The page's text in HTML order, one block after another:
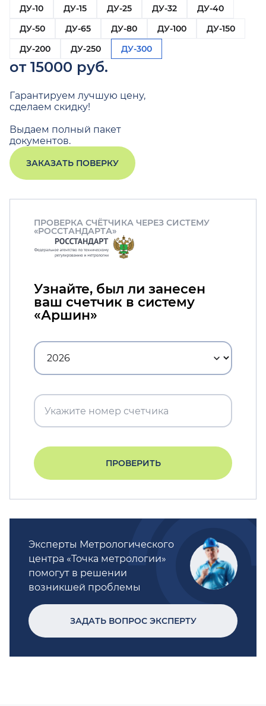
ДУ-10
ДУ-15 ДУ-25 ДУ-32
ДУ-40
ДУ-50
ДУ-65 ДУ-80 ДУ-100
ДУ-150
ДУ-200
ДУ-250 ДУ-300
от 15000 руб.
Гарантируем лучшую цену,
сделаем скидку!
Выдаем полный пакет
документов.
ЗАКАЗАТЬ ПОВЕРКУ
ПРОВЕРКА СЧЁТЧИКА ЧЕРЕЗ СИСТЕМУ
«РОССТАНДАРТА»
Узнайте, был ли занесен
ваш счетчик в систему
«Аршин»
ПРОВЕРИТЬ
Эксперты Метрологического
центра «Точка метрологии»
помогут в решении
возникшей проблемы
ЗАДАТЬ ВОПРОС ЭКСПЕРТУ